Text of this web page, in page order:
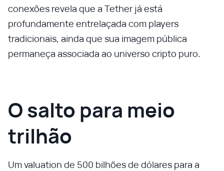
conexões revela que a Tether já está
profundamente entrelaçada com players
tradicionais, ainda que sua imagem pública
permaneça associada ao universo cripto puro.
O salto para meio
trilhão
Um valuation de 500 bilhões de dólares para a